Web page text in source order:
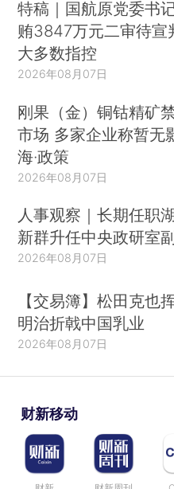
特稿｜国航原党委书
贿3847万元二审待宣
大多数指控
2026年08月07日
刚果（金）铜钴精矿
市场 多家企业称暂无
海·政策
2026年08月07日
人事观察｜长期任职
新群升任中央政研室
2026年08月07日
【交易簿】松田克也
明治折戟中国乳业
2026年08月07日
财新移动